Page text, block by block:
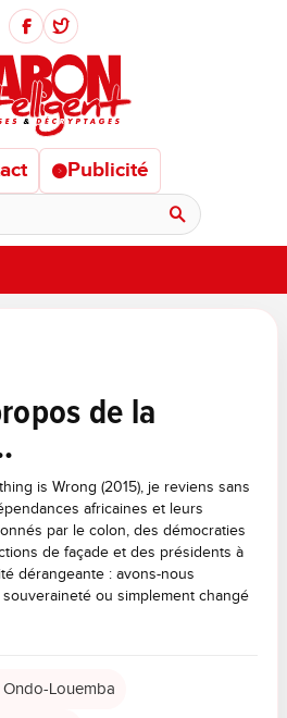
Publicité
de la
is Wrong (2015), je reviens sans
africaines et leurs
par le colon, des démocraties
de façade et des présidents à
dérangeante : avons-nous
ou simplement changé
Louemba